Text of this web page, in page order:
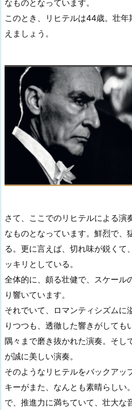
なものとなっています。
このとき、リヒテルは44歳。壮
えましょう。
さて、ここでのリヒテルによる演
なものとなっています。鮮烈で、
る。更に言えば、切れ味が鋭くて
ッキリとしている。
全体的に、頗る壮健で、スケール
り響いています。
それでいて、ロマンティシズムに
りつつも、透徹した響きがしても
隅々まで磨き抜かれた演奏。そし
が誠に美しい演奏。
そのようなリヒテルをバックアッ
キーがまた、なんとも素晴らしい
で、推進力に満ちていて、壮大な